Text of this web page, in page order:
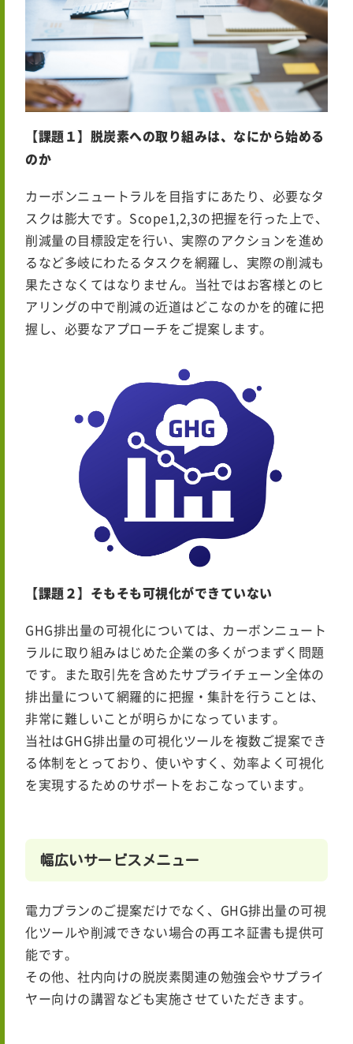
【課題１】脱炭素への取り組みは、なにから始める
のか
カーボンニュートラルを目指すにあたり、必要なタ
スクは膨大です。Scope1,2,3の把握を行った上で、
削減量の目標設定を行い、実際のアクションを進め
るなど多岐にわたるタスクを網羅し、実際の削減も
果たさなくてはなりません。当社ではお客様とのヒ
アリングの中で削減の近道はどこなのかを的確に把
握し、必要なアプローチをご提案します。
【課題２】そもそも可視化ができていない
GHG排出量の可視化については、カーボンニュート
ラルに取り組みはじめた企業の多くがつまずく問題
です。また取引先を含めたサプライチェーン全体の
排出量について網羅的に把握・集計を行うことは、
非常に難しいことが明らかになっています。
当社はGHG排出量の可視化ツールを複数ご提案でき
る体制をとっており、使いやすく、効率よく可視化
を実現するためのサポートをおこなっています。
幅広いサービスメニュー
電力プランのご提案だけでなく、GHG排出量の可視
化ツールや削減できない場合の再エネ証書も提供可
能です。
その他、社内向けの脱炭素関連の勉強会やサプライ
ヤー向けの講習なども実施させていただきます。